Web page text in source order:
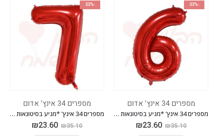
-33%
מספרים 34 אינץ' אדום
₪ 35.10
23.60
-33%
מספרים 34 אינץ' אדום
₪ 35.10
23.60